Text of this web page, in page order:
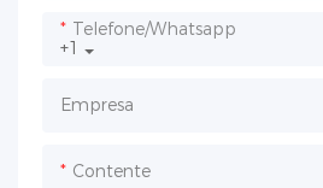
+1
Telefone/whatsapp
Empresa
Contente